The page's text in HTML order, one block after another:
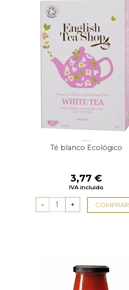
Té blanco Ecológico
3,77 €
IVA incluido
COMPRAR